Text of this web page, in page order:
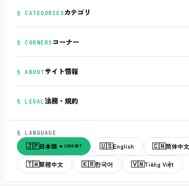
§ CATEGORIESカテゴリ
§ CORNERS コーナー
§ ABOUTサイト情報
§ LEGAL法務・規約
§ LANGUAGE
🇯🇵日本語 ● CURRENT 🇺🇸English 🇨🇳简体中文
🇹🇼繁體中文 🇰🇷한국어 🇻🇳Tiếng Việt